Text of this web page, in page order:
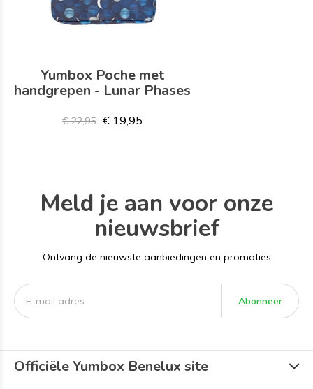
Yumbox Poche met
handgrepen - Lunar Phases
€ 22,95 € 19,95
Meld je aan voor onze
nieuwsbrief
Ontvang de nieuwste aanbiedingen en promoties
Abonneer
Officiële Yumbox Benelux site